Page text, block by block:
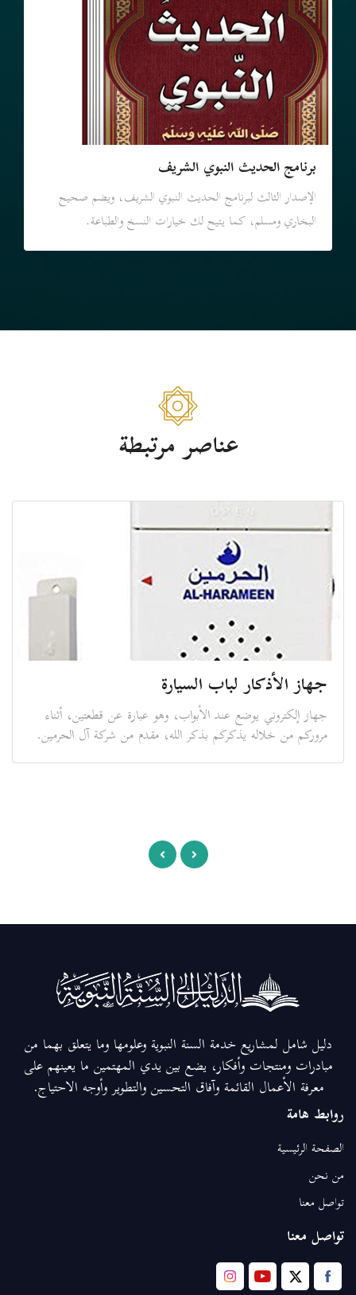
برنامج الحديث النبوي الشريف
الإصدار الثالث لبرنامج الحديث النبوي الشريف، ويضم صحيح
البخاري ومسلم، كما يتيح لك خيارات النسخ والطباعة.
عناصر مرتبطة
جهاز الأذكار لباب السيارة
جهاز إلكتروني يوضع عند الأبواب، وهو عبارة عن قطعتين، أثناء
مروركم من خلاله يذكركم بذكر الله، مقدم من شركة آل الحرمين.
دليل شامل لمشاريع خدمة السنة النبوية وعلومها وما يتعلق بهما من
مبادرات ومنتجات وأفكار، يضع بين يدي المهتمين ما يعينهم على
معرفة الأعمال القائمة وآفاق التحسين والتطوير وأوجه الاحتياج.
روابط هامة
الصفحة الرئيسية
من نحن
تواصل معنا
تواصل معنا